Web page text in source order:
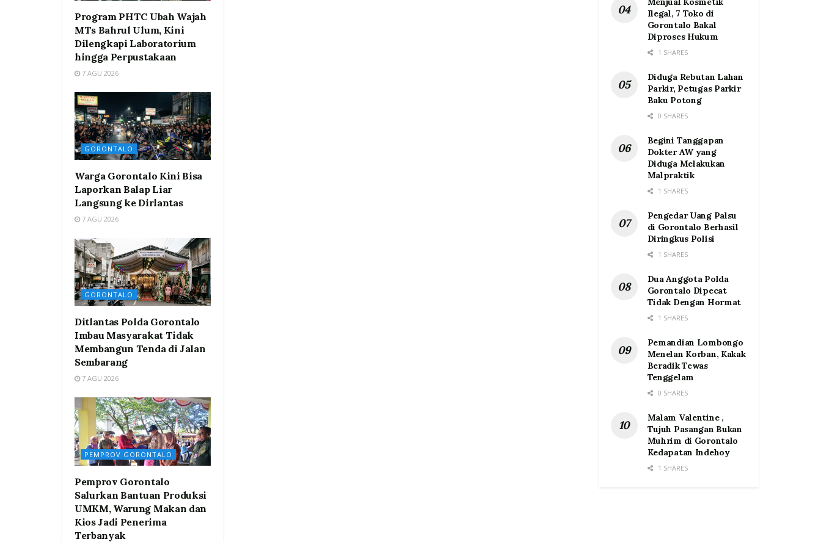
Program PHTC Ubah Wajah
MTs Bahrul Ulum, Kini
Dilengkapi Laboratorium
hingga Perpustakaan
7 AGU 2026
GORONTALO
Warga Gorontalo Kini Bisa
Laporkan Balap Liar
Langsung ke Dirlantas
7 AGU 2026
GORONTALO
Ditlantas Polda Gorontalo
Imbau Masyarakat Tidak
Membangun Tenda di Jalan
Sembarang
7 AGU 2026
PEMPROV GORONTALO
Pemprov Gorontalo
Salurkan Bantuan Produksi
UMKM, Warung Makan dan
Kios Jadi Penerima
Terbanyak
Ilegal, 7 Toko di
Gorontalo Bakal
Diproses Hukum
1 SHARES
Diduga Rebutan Lahan
Parkir, Petugas Parkir
Baku Potong
0 SHARES
Begini Tanggapan
Dokter AW yang
Diduga Melakukan
Malpraktik
1 SHARES
Pengedar Uang Palsu
di Gorontalo Berhasil
Diringkus Polisi
1 SHARES
Dua Anggota Polda
Gorontalo Dipecat
Tidak Dengan Hormat
1 SHARES
Pemandian Lombongo
Menelan Korban, Kakak
Beradik Tewas
Tenggelam
0 SHARES
Malam Valentine ,
Tujuh Pasangan Bukan
Muhrim di Gorontalo
Kedapatan Indehoy
1 SHARES